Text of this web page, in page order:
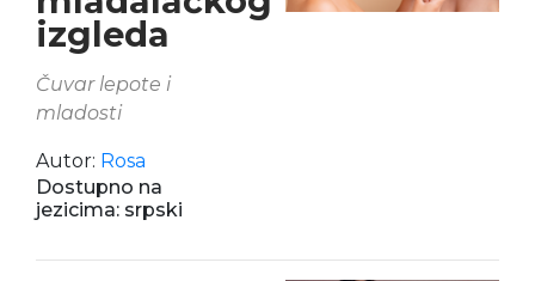
izgleda
Čuvar lepote i
mladosti
Autor: Rosa
Dostupno na
jezicima: srpski